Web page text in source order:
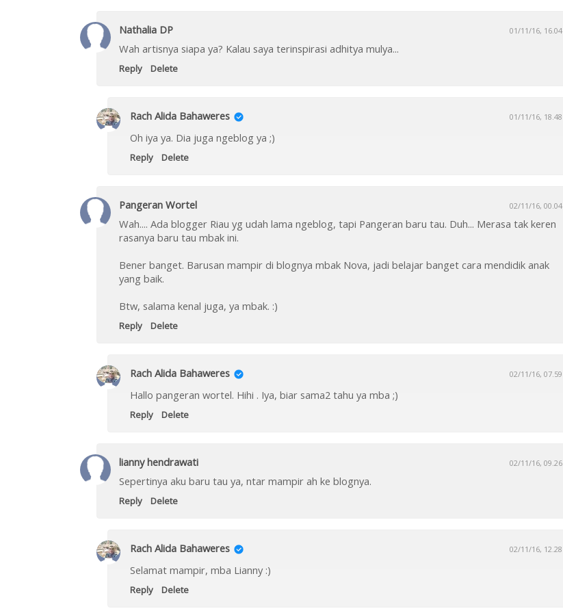
Nathalia DP 01/11/16, 16.04
Wah artisnya siapa ya? Kalau saya terinspirasi adhitya mulya...
Reply Delete
Rach Alida Bahaweres 01/11/16, 18.48
Oh iya ya. Dia juga ngeblog ya ;)
Reply Delete
Pangeran Wortel 02/11/16, 00.04
Wah.... Ada blogger Riau yg udah lama ngeblog, tapi Pangeran baru tau. Duh... Merasa tak keren
rasanya baru tau mbak ini.
Bener banget. Barusan mampir di blognya mbak Nova, jadi belajar banget cara mendidik anak
yang baik.
Btw, salama kenal juga, ya mbak. :)
Reply Delete
Rach Alida Bahaweres 02/11/16, 07.59
Hallo pangeran wortel. Hihi . Iya, biar sama2 tahu ya mba ;)
Reply Delete
lianny hendrawati 02/11/16, 09.26
Sepertinya aku baru tau ya, ntar mampir ah ke blognya.
Reply Delete
Rach Alida Bahaweres 02/11/16, 12.28
Selamat mampir, mba Lianny :)
Reply Delete